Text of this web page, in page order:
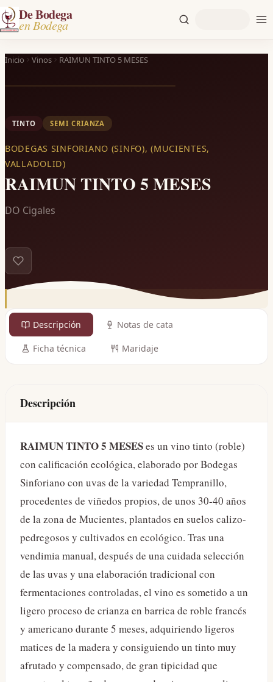
De Bodega
en Bodega
Inicio Vinos RAIMUN TINTO 5 MESES
TINTO SEMI CRIANZA
BODEGAS SINFORIANO (SINFO), (MUCIENTES,
VALLADOLID)
RAIMUN TINTO 5 MESES
DO Cigales
Descripción Notas de cata
Ficha técnica Maridaje
Descripción
RAIMUN TINTO 5 MESESes un vino tinto (roble)
con calificación ecológica, elaborado por Bodegas
Sinforiano con uvas de la variedad Tempranillo,
procedentes de viñedos propios, de unos 30-40 años
de la zona de Mucientes, plantados en suelos calizo-
pedregosos y cultivados en ecológico. Tras una
vendimia manual, después de una cuidada selección
de las uvas y una elaboración tradicional con
fermentaciones controladas, el vino es sometido a un
ligero proceso de crianza en barrica de roble francés
y americano durante 5 meses, adquiriendo ligeros
matices de la madera y consiguiendo un tinto muy
afrutado y compensado, de gran tipicidad que